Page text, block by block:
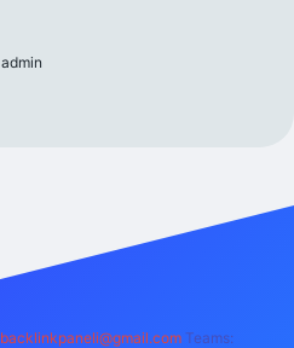
admin
backlinkpaneli@gmail.com Teams: